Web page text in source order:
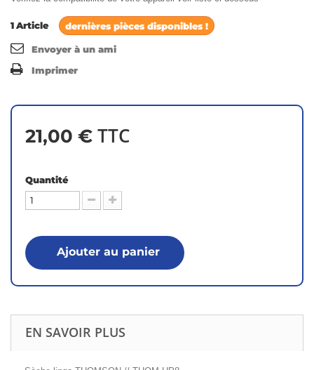
1Article dernières pièces disponibles !
Envoyer à un ami
Imprimer
21,00 € TTC
Quantité
Ajouter au panier
EN SAVOIR PLUS